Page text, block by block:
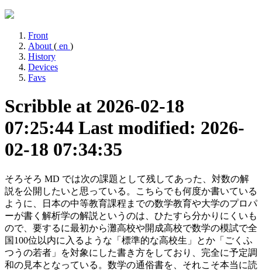
Front
About ( en )
History
Devices
Favs
Scribble at 2026-02-18
07:25:44 Last modified: 2026-
02-18 07:34:35
そろそろ MD では次の課題として残してあった、対数の解
説を公開したいと思っている。こちらでも何度か書いている
ように、日本の中等教育課程までの数学教育や大学のプロパ
ーが書く解析学の解説というのは、ひたすら分かりにくいも
ので、要するに最初から灘高校や開成高校で数学の模試で全
国100位以内に入るような「標準的な高校生」とか「ごくふ
つうの若者」を対象にした書き方をしており、完全に予定調
和の見本となっている。数学の通俗書を、それこそ本当に読